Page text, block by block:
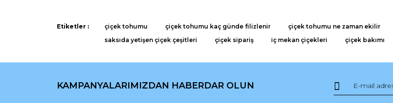
Etiketler : çiçek tohumu çiçek tohumu kaç günde filizlenir çiçek tohumu ne zaman ekilir
saksıda yetişen çiçek çeşitleri
çiçek sipariş iç mekan çiçekleri çiçek bakımı
KAMPANYALARIMIZDAN HABERDAR OLUN